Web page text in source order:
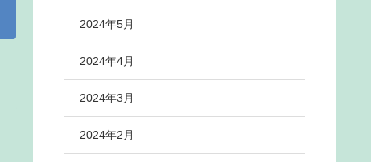
2024年5月
2024年4月
2024年3月
2024年2月